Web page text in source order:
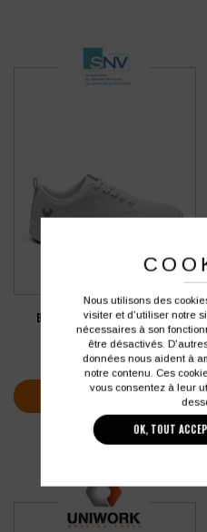
BASKETS DE TRAVAIL SNV ALMA
79,72€ HT
soit95,66€ TTC
VOIR PLUS D'INFOS
Nous utilisons des
visiter et d'utiliser notre
nécessaires à son
être désactivés.
données nous aident à
notre contenu. Ces
vous consentez à leur
OK, TOUT